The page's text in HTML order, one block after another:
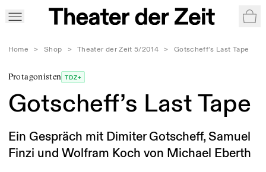
Home > Shop > Theater der Zeit 5/2014 > Gotscheff’s Last Tape
Protagonisten TDZ+
Gotscheff’s Last Tape
Ein Gespräch mit Dimiter Gotscheff, Samuel
Finzi und Wolfram Koch von Michael Eberth